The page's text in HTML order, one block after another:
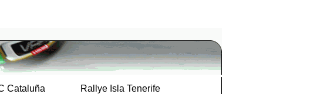
Cataluña Rallye Isla Tenerife